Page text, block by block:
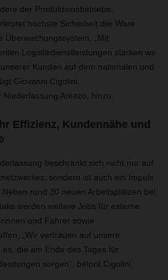
der Produktionsbetriebe,
höchste Sicherheit der Ware
Überwachungssystem. „Mit
Logistikdienstleistungen stärken wir
Kunden auf dem nationalen und
Giovanni Cigolini,
Arezzo, hinzu.
Effizienz, Kundennähe und
beschränkt sich nicht nur auf
sondern ist auch ein Impuls
rund 30 neuen Arbeitsplätzen bei
werden weitere Jobs für externe
und Fahrer sowie
„Wir vertrauen auf unsere
die am Ende des Tages für
sorgen“, betont Cigolini.